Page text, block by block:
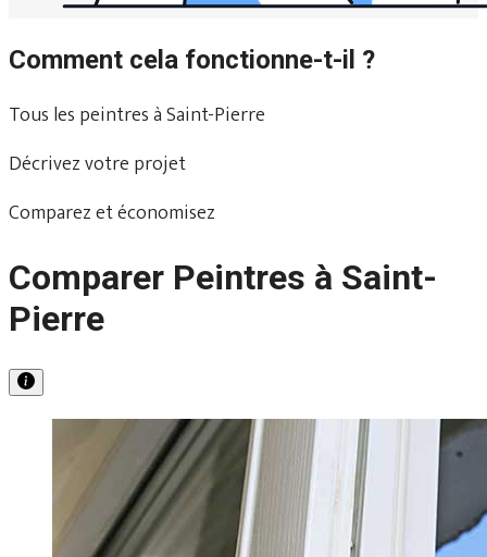
Comment cela fonctionne-t-il ?
Tous les peintres à Saint-Pierre
Décrivez votre projet
Comparez et économisez
Comparer Peintres à Saint-
Pierre